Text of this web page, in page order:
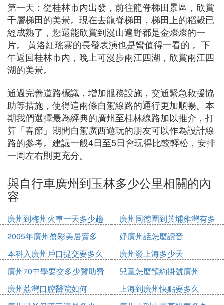
第一天：從桂林市內出發，前往龍脊梯田景區，欣賞
千層梯田的美景。現在去龍脊梯田，梯田上的稻穀已
經成熟了，您還能欣賞到漫山遍野都是金燦燦的一
片。 黃洛紅瑤寨的長發表演也是蠻值得一看的 。下
午返回桂林市內，晚上可漫步兩江四湖，欣賞兩江四
湖的美景。
通過完善道路標識，增加服務設施，交通緊急救援協
助等措施，使得這兩條自駕線路的通行更加順暢。本
期我們選擇最為經典的廣州至桂林線路加以推介，打
算「春節」期間自駕廣西遊玩的朋友可以作為設計線
路的參考。建議一般4日至5日會玩得比較輕松，安排
一周左右則更充分。
與自行車廣州到玉林多少公里相關的內
容
廣州到梅州火車一天多少趟
廣州同德圍到黃埔雍灣有多
少公里
2005年廣州盈彩美居賣多
少錢
妤廣州話怎麼讀音
本科入廣州戶口提交要多久
廣州發上海多少天
廣州70中學要交多少贊助費
兒童怎麼預約掛號廣州
廣州荔灣口腔醫院如何
上海到廣州快點要多久